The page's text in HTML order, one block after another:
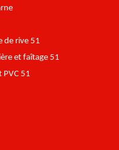
de rive 51
et faîtage 51
PVC 51